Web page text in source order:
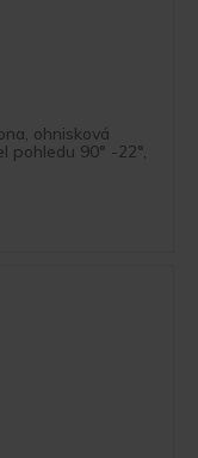
ohnisková
pohledu 90° -22°,